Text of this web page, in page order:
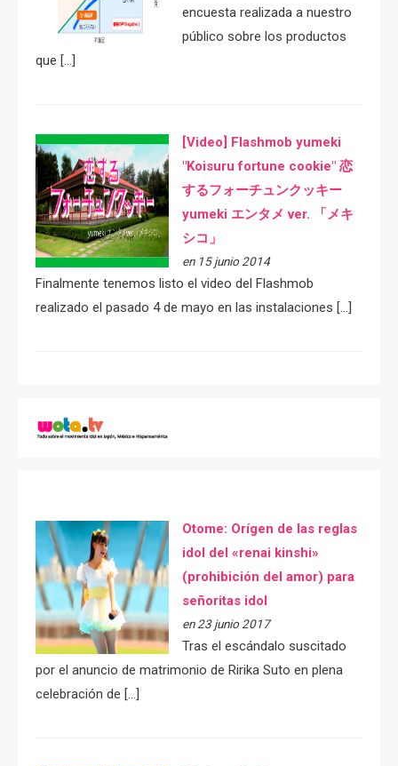
encuesta realizada a nuestro
público sobre los productos
que […]
[Video] Flashmob yumeki
"Koisuru fortune cookie" 恋
するフォーチュンクッキー
yumeki エンタメ ver. 「メキ
シコ」
en 15 junio 2014
Finalmente tenemos listo el video del Flashmob
realizado el pasado 4 de mayo en las instalaciones […]
Otome: Orígen de las reglas
idol del «renai kinshi»
(prohibición del amor) para
señoritas idol
en 23 junio 2017
Tras el escándalo suscitado
por el anuncio de matrimonio de Ririka Suto en plena
celebración de […]